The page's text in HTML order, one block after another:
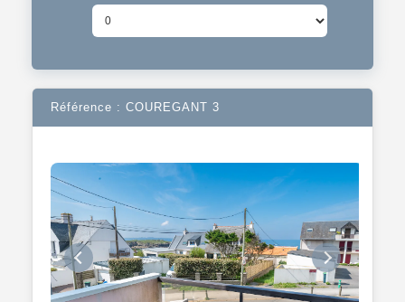
Référence : COUREGANT 3
Previous Next